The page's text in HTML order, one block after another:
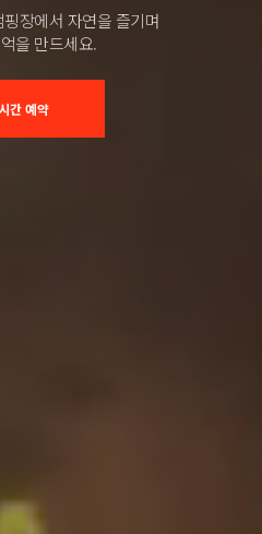
장에서 자연을 즐기며
을 만드세요.
간 예약